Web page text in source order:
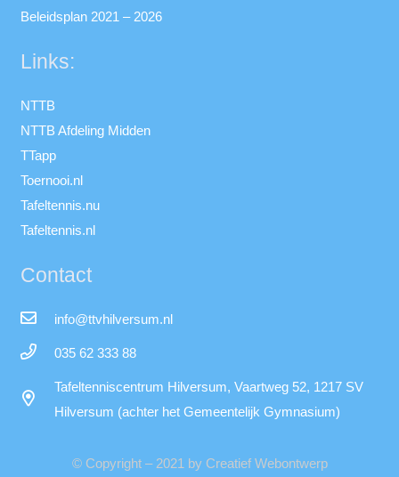
Beleidsplan 2021 – 2026
Links:
NTTB
NTTB Afdeling Midden
TTapp
Toernooi.nl
Tafeltennis.nu
Tafeltennis.nl
Contact
info@ttvhilversum.nl
035 62 333 88
Tafeltenniscentrum Hilversum, Vaartweg 52, 1217 SV
Hilversum (achter het Gemeentelijk Gymnasium)
© Copyright – 2021 by Creatief Webontwerp